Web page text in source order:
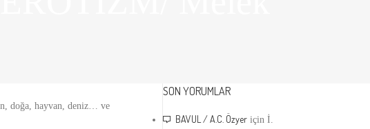
doğa, hayvan, deniz… ve
SON YORUMLAR
BAVUL / A.C. Özyer içinİ.